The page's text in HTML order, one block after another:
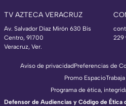
TV AZTECA VERACRUZ
Av. Salvador Díaz Mirón 630 Bis
Centro, 91700
Veracruz, Ver.
229
Aviso de privacidadPreferencias de
Promo Espacio
Programa de ética,
Defensor de Audiencias y Código de Ética